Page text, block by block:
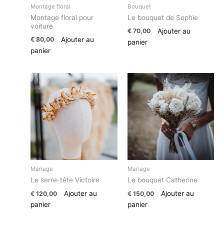
Montage floral
Montage floral pour
voiture
€ 80,00
Ajouter au
panier
Bouquet
Le bouquet de Sophie
€70,00
Ajouter au
panier
Mariage
Le serre-tête Victoire
€ 120,00
Ajouter au
panier
Mariage
Le bouquet Catherine
€150,00
Ajouter au
panier